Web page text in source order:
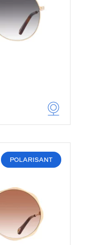
POLARISANT